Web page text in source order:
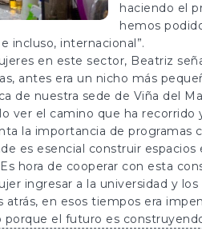
haciendo el
hemos
incluso, internacional”.
en este sector, Beatriz
antes era un nicho más
de nuestra sede de Viña del
ver el camino que ha recorrido
la importancia de programas
es esencial construir
hora de cooperar con esta
ingresar a la universidad y
atrás, en esos tiempos era
el futuro es